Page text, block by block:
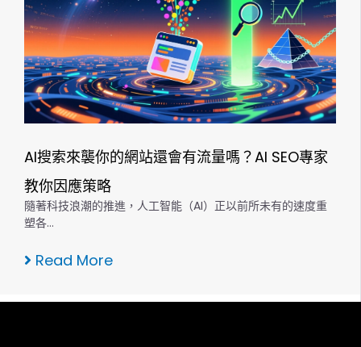
AI搜索來襲你的網站還會有流量嗎？AI SEO專家
教你因應策略
隨著科技浪潮的推進，人工智能（AI）正以前所未有的速度重
塑各…
Read More